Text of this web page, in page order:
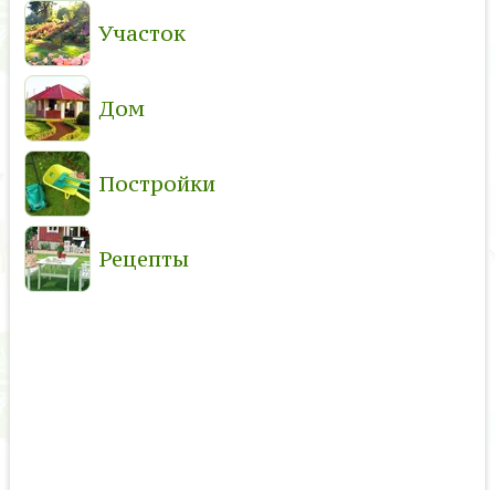
Участок
Дом
Постройки
Рецепты